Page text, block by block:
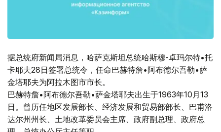
据总统府新闻局消息，哈萨克斯坦总统哈斯穆-卓玛尔特•托
卡耶夫28日签署总统令，任命巴赫特詹•阿布德尔吾勒•萨
金塔耶夫为阿拉木图市市长。
巴赫特詹•阿布德尔吾勒•萨金塔耶夫出生于1963年10月13
日。曾历任地区发展部长、经济发展和贸易部部长、巴甫洛
达尔州州长、土地改革委员会主席、政府副总理、政府总